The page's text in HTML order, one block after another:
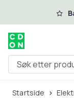
Hopp til
Søk etter
Startside